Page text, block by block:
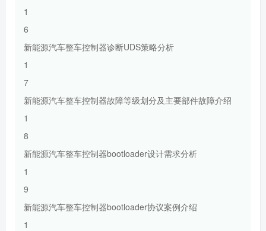
1
6
新能源汽车整车控制器诊断UDS策略分析
1
7
新能源汽车整车控制器故障等级划分及主要部件故障介绍
1
8
新能源汽车整车控制器bootloader设计需求分析
1
9
新能源汽车整车控制器bootloader协议案例介绍
1